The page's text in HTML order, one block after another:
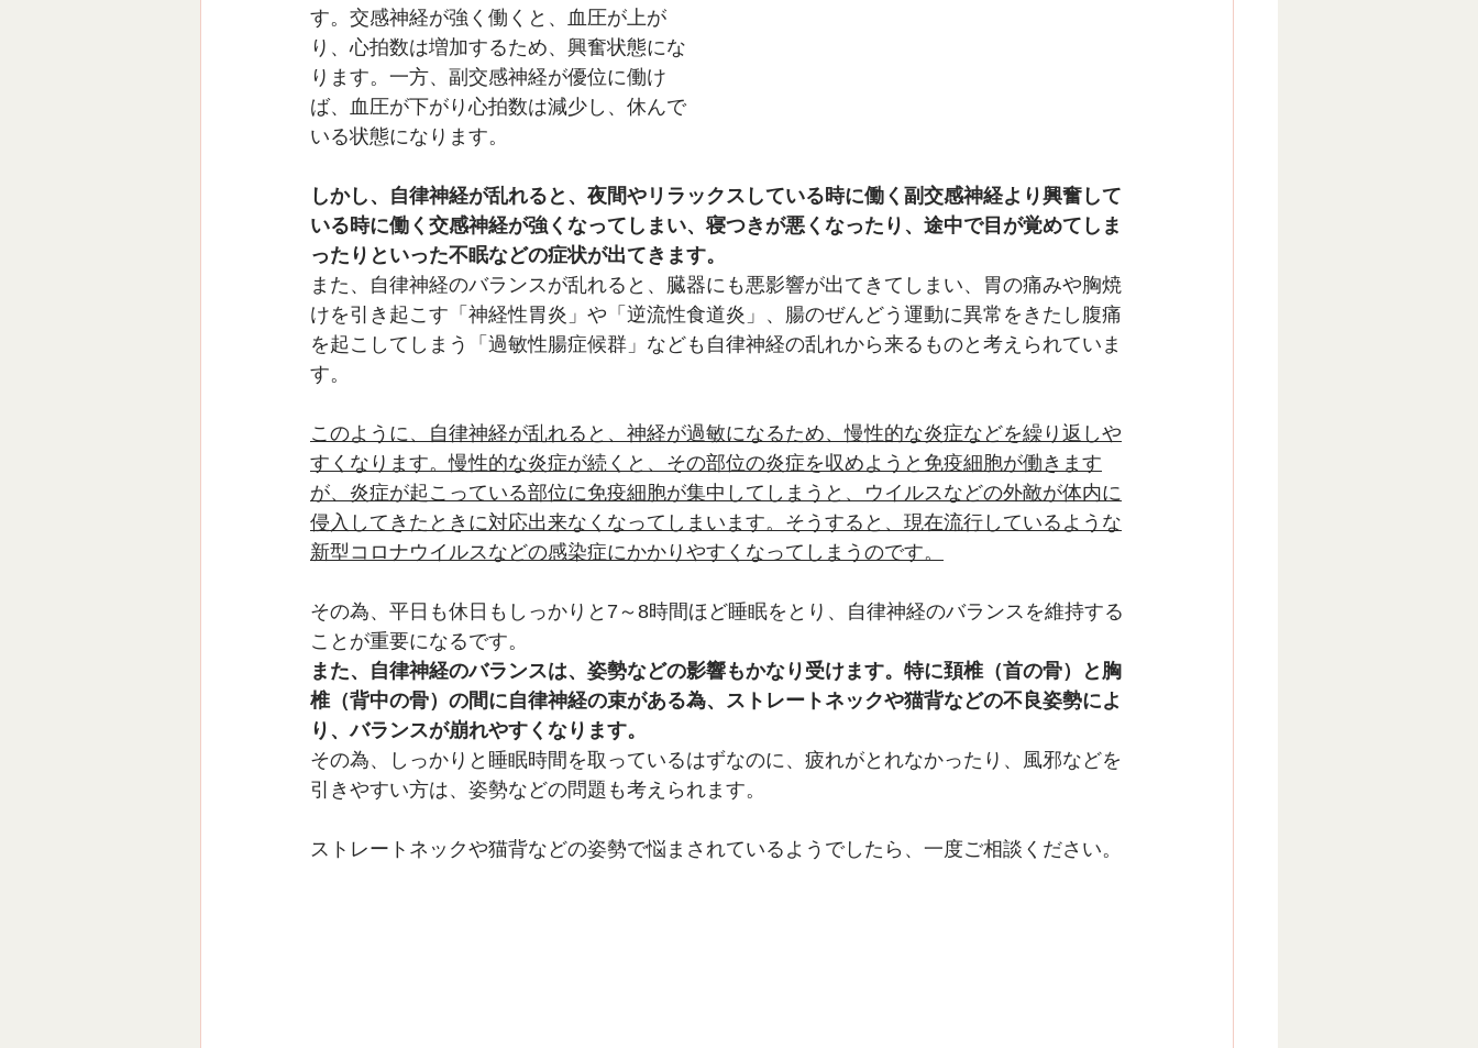
す。交感神経が強く働くと、血圧が上が
り、心拍数は増加するため、興奮状態にな
ります。一方、副交感神経が優位に働け
ば、血圧が下がり心拍数は減少し、休んで
いる状態になります。
しかし、自律神経が乱れると、夜間やリラックスしている時に働く副交感神経より興奮して
いる時に働く交感神経が強くなってしまい、寝つきが悪くなったり、途中で目が覚めてしま
ったりといった不眠などの症状が出てきます。
また、自律神経のバランスが乱れると、臓器にも悪影響が出てきてしまい、胃の痛みや胸焼
けを引き起こす「神経性胃炎」や「逆流性食道炎」、腸のぜんどう運動に異常をきたし腹痛
を起こしてしまう「過敏性腸症候群」なども自律神経の乱れから来るものと考えられていま
す。
このように、自律神経が乱れると、神経が過敏になるため、慢性的な炎症などを繰り返しや
すくなります。慢性的な炎症が続くと、その部位の炎症を収めようと免疫細胞が働きます
が、炎症が起こっている部位に免疫細胞が集中してしまうと、ウイルスなどの外敵が体内に
侵入してきたときに対応出来なくなってしまいます。そうすると、現在流行しているような
新型コロナウイルスなどの感染症にかかりやすくなってしまうのです。
その為、平日も休日もしっかりと7～8時間ほど睡眠をとり、自律神経のバランスを維持する
ことが重要になるです。
また、自律神経のバランスは、姿勢などの影響もかなり受けます。特に頚椎（首の骨）と胸
椎（背中の骨）の間に自律神経の束がある為、ストレートネックや猫背などの不良姿勢によ
り、バランスが崩れやすくなります。
その為、しっかりと睡眠時間を取っているはずなのに、疲れがとれなかったり、風邪などを
引きやすい方は、姿勢などの問題も考えられます。
ストレートネックや猫背などの姿勢で悩まされているようでしたら、一度ご相談ください。